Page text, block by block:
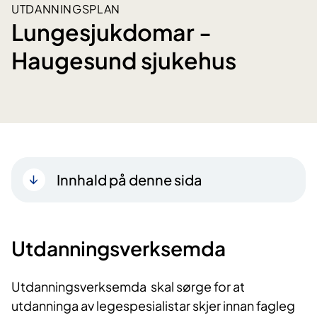
UTDANNINGSPLAN
Lungesjukdomar -
Haugesund sjukehus
Innhald på denne sida
Utdanningsverksemda
Utdanningsverksemda skal sørge for at
utdanninga av legespesialistar skjer innan fagleg